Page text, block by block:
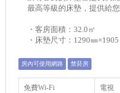
最高等級的床墊，提供給
・客房面積：32.0㎡
・床墊尺寸：1290㎜×1905
房內可使用網路 禁菸房
免費Wi-Fi 電視